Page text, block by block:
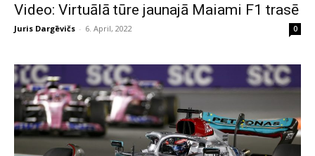
Video: Virtuālā tūre jaunajā Maiami F1 trasē
Juris Dargēvičs - 6. April, 2022 0